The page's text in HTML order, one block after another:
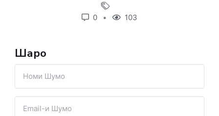
0 103
Шарҳҳо